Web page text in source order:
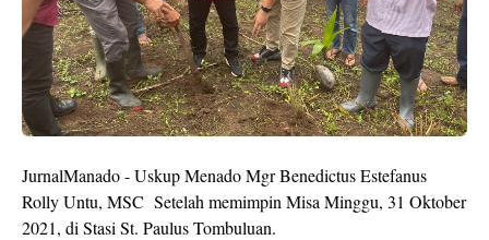
JurnalManado - Uskup Menado Mgr Benedictus Estefanus
Rolly Untu, MSC Setelah memimpin Misa Minggu, 31 Oktober
2021, di Stasi St. Paulus Tombuluan.